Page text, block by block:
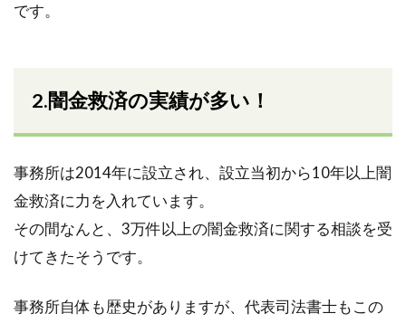
です。
2.闇金救済の実績が多い！
事務所は2014年に設立され、設立当初から10年以上闇
金救済に力を入れています。
その間なんと、3万件以上の闇金救済に関する相談を受
けてきたそうです。
事務所自体も歴史がありますが、代表司法書士もこの